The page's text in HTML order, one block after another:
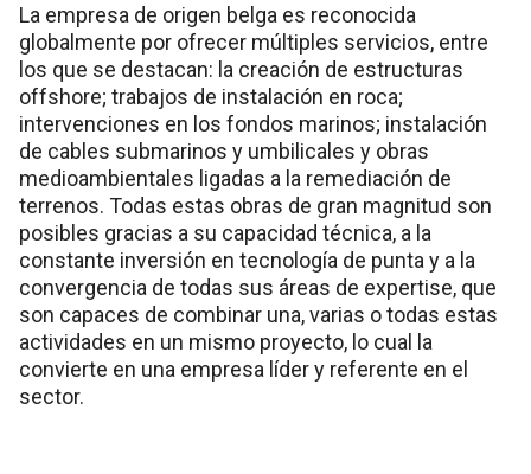
La empresa de origen belga es reconocida
globalmente por ofrecer múltiples servicios, entre
los que se destacan: la creación de estructuras
offshore; trabajos de instalación en roca;
intervenciones en los fondos marinos; instalación
de cables submarinos y umbilicales y obras
medioambientales ligadas a la remediación de
terrenos. Todas estas obras de gran magnitud son
posibles gracias a su capacidad técnica, a la
constante inversión en tecnología de punta y a la
convergencia de todas sus áreas de expertise, que
son capaces de combinar una, varias o todas estas
actividades en un mismo proyecto, lo cual la
convierte en una empresa líder y referente en el
sector.